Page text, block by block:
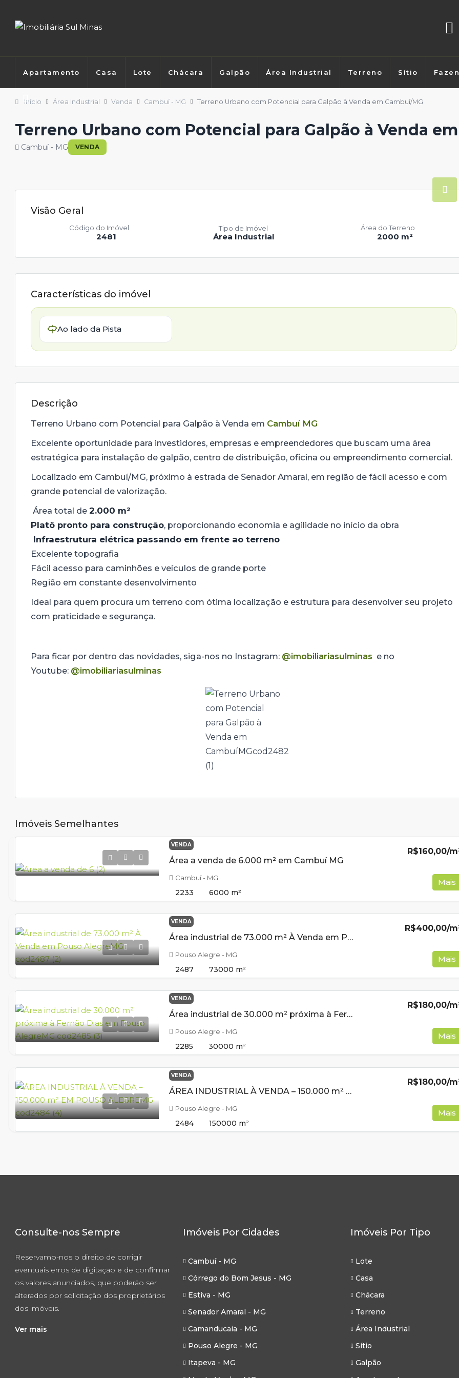
Apartamento Casa Lote Chácara Galpão Área Industrial Terreno Sítio
Início Área Industrial Venda Cambuí - MG Terreno Urbano com Potencial para Galpão à Venda em Cambuí/MG
Terreno Urbano com Potencial para Galpão à Venda
Cambuí - MG VENDA
Visão Geral
2481
Código do Imóvel
Área Industrial
Tipo de Imóvel
2000 m²
Área do Terreno
Características do imóvel
Ao lado da Pista
Descrição
Terreno Urbano com Potencial para Galpão à Venda em Cambuí MG
Excelente oportunidade para investidores, empresas e empreendedores que buscam uma área
estratégica para instalação de galpão, centro de distribuição, oficina ou empreendimento comercial.
Localizado em Cambuí/MG, próximo à estrada de Senador Amaral, em região de fácil acesso e com
grande potencial de valorização.
Área total de 2.000 m²
Platô pronto para construção, proporcionando economia e agilidade no início da obra
Infraestrutura elétrica passando em frente ao terreno
Excelente topografia
Fácil acesso para caminhões e veículos de grande porte
Região em constante desenvolvimento
Ideal para quem procura um terreno com ótima localização e estrutura para desenvolver seu projeto
com praticidade e segurança.
Para ficar por dentro das novidades, siga-nos no Instagram: @imobiliariasulminas e no
Youtube: @imobiliariasulminas
Imóveis Semelhantes
VENDA
Área a venda de 6.000 m² em Cambuí MG
R$160,00/
Cambuí - MG
2233 6000 m²
Mais
VENDA
Área industrial de 73.000 m² À Venda em Pouso Alegre/MG
R$400,00/
Pouso Alegre - MG
2487 73000 m²
Mais
VENDA
Área industrial de 30.000 m² próxima à Fernão Dias em Pouso Alegre/MG
R$180,00/
Pouso Alegre - MG
2285 30000 m²
Mais
VENDA
ÁREA INDUSTRIAL À VENDA – 150.000 m² EM POUSO ALEGRE MG
R$180,00/
Pouso Alegre - MG
2484 150000 m²
Mais
Consulte-nos Sempre
Reservamo-nos o direito de corrigir
eventuais erros de digitação e de confirmar
os valores anunciados, que poderão ser
alterados por solicitação dos proprietários
dos imóveis.
Ver mais
Imóveis Por Cidades
Cambuí - MG
Córrego do Bom Jesus - MG
Estiva - MG
Senador Amaral - MG
Camanducaia - MG
Pouso Alegre - MG
Itapeva - MG
Imóveis Por Tipo
Lote
Casa
Chácara
Terreno
Área Industrial
Sítio
Galpão